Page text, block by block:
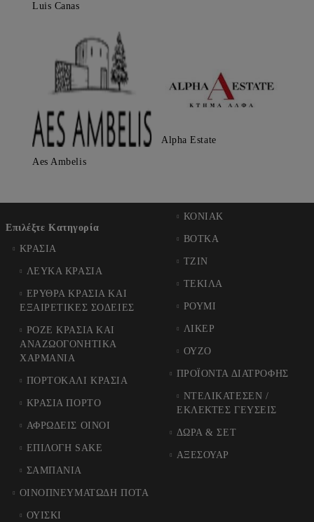
Luis Canas
Aes Ambelis
Alpha Estate
Επιλέξτε Κατηγορία
ΚΡΑΣΙΑ
ΛΕΥΚΑ ΚΡΑΣΙΑ
ΕΡΥΘΡΑ ΚΡΑΣΙΑ ΚΑΙ
ΕΞΑΙΡΕΤΙΚΕΣ ΣΟΔΕΙΕΣ
ΡΟΖΕ ΚΡΑΣΙΑ ΚΑΙ
ΑΝΑΖΩΟΓΟΝΗΤΙΚΑ
ΧΑΡΜΑΝΙΑ
ΠΟΡΤΟΚΑΛΙ ΚΡΑΣΙΑ
ΚΡΑΣΙΑ ΠΟΡΤΟ
ΑΦΡΩΔΕΙΣ ΟΙΝΟΙ
ΕΠΙΛΟΓΗ SAKE
ΣΑΜΠΑΝΙΑ
ΟΙΝΟΠΝΕΥΜΑΤΩΔΗ ΠΟΤΑ
ΟΥΙΣΚΙ
ΚΟΝΙΑΚ
ΒΟΤΚΑ
ΤΖΙΝ
ΤΕΚΙΛΑ
ΡΟΥΜΙ
ΛΙΚΕΡ
ΟΥΖΟ
ΠΡΟΪΟΝΤΑ ΔΙΑΤΡΟΦΗΣ
ΝΤΕΛΙΚΑΤΕΣΕΝ /
ΕΚΛΕΚΤΕΣ ΓΕΥΣΕΙΣ
ΔΩΡΑ & ΣΕΤ
ΑΞΕΣΟΥΑΡ